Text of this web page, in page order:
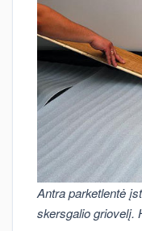
Antra parketlentė
skersgalio griovelį.